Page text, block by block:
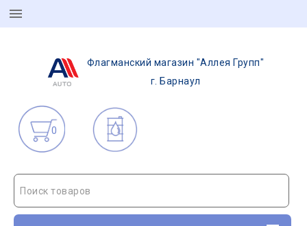
Флагманский магазин "Аллея Групп"
г. Барнаул
0
Поиск товаров